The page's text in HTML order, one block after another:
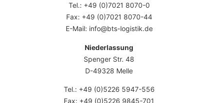
Tel.: +49 (0)7021 8070-0
Fax: +49 (0)7021 8070-44
E-Mail: info@bts-logistik.de
Niederlassung
Spenger Str. 48
D-49328 Melle
Tel.: +49 (0)5226 5947-556
Fax: +49 (0)5226 9845-701